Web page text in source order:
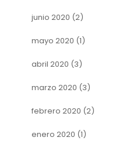
junio 2020 (2)
mayo 2020 (1)
abril 2020 (3)
marzo 2020 (3)
febrero 2020 (2)
enero 2020 (1)